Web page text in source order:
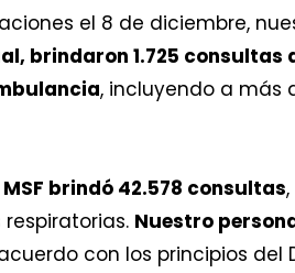
el 8 de diciembre,
brindaron 1.725 ​​consultas
, incluyendo a más
brindó 42.578 consultas
Nuestro
con los principios